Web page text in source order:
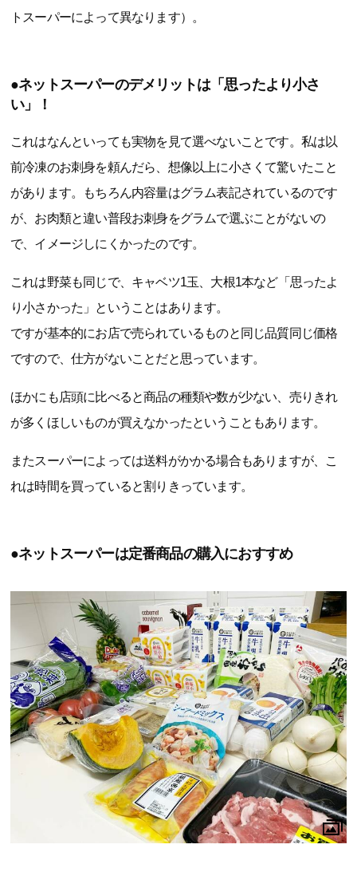
トスーパーによって異なります）。
●ネットスーパーのデメリットは「思ったより小さ
い」！
これはなんといっても実物を見て選べないことです。私は以
前冷凍のお刺身を頼んだら、想像以上に小さくて驚いたこと
があります。もちろん内容量はグラム表記されているのです
が、お肉類と違い普段お刺身をグラムで選ぶことがないの
で、イメージしにくかったのです。
これは野菜も同じで、キャベツ1玉、大根1本など「思ったよ
り小さかった」ということはあります。
ですが基本的にお店で売られているものと同じ品質同じ価格
ですので、仕方がないことだと思っています。
ほかにも店頭に比べると商品の種類や数が少ない、売りきれ
が多くほしいものが買えなかったということもあります。
またスーパーによっては送料がかかる場合もありますが、こ
れは時間を買っていると割りきっています。
●ネットスーパーは定番商品の購入におすすめ